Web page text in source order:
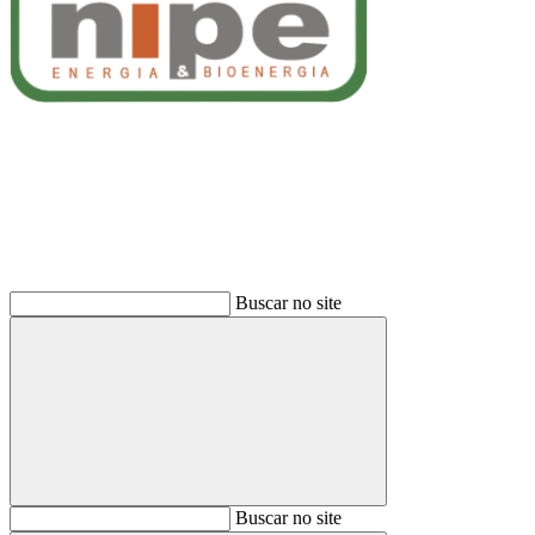
Buscar no site
BuscarBuscar no site